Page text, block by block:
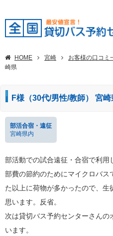
HOME 宮崎 お客様の口コミ
崎県
F様（30代/男性/教師） 宮崎
部活合宿・遠征
宮崎県内
部活動での試合遠征・合宿で利用
部費の節約のためにマイクロバス
た以上に荷物が多かったので、生
思います。反省。
次は貸切バス予約センターさん
います。